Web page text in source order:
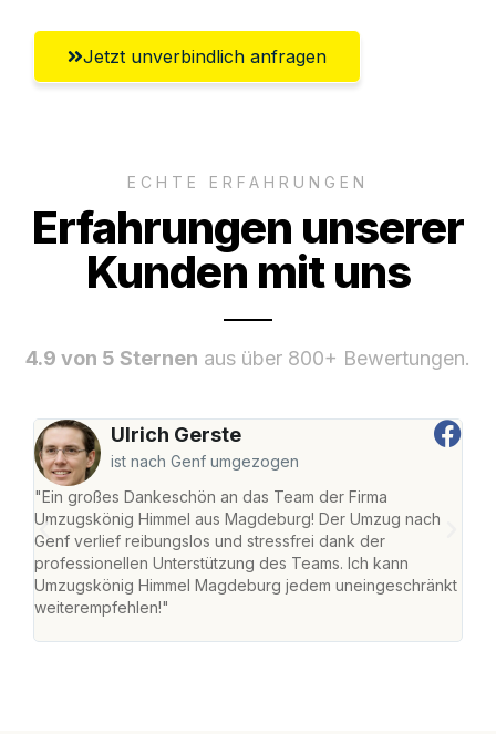
Jetzt unverbindlich anfragen
ECHTE ERFAHRUNGEN
Erfahrungen unserer
Kunden mit uns
4.9 von 5 Sternen aus über 800+ Bewertungen.
Ulrich Gerste
ist nach Genf umgezogen
"Ein großes Dankeschön an das Team der Firma
Umzugskönig Himmel aus Magdeburg! Der Umzug nach
Genf verlief reibungslos und stressfrei dank der
professionellen Unterstützung des Teams. Ich kann
Umzugskönig Himmel Magdeburg jedem uneingeschränkt
weiterempfehlen!"